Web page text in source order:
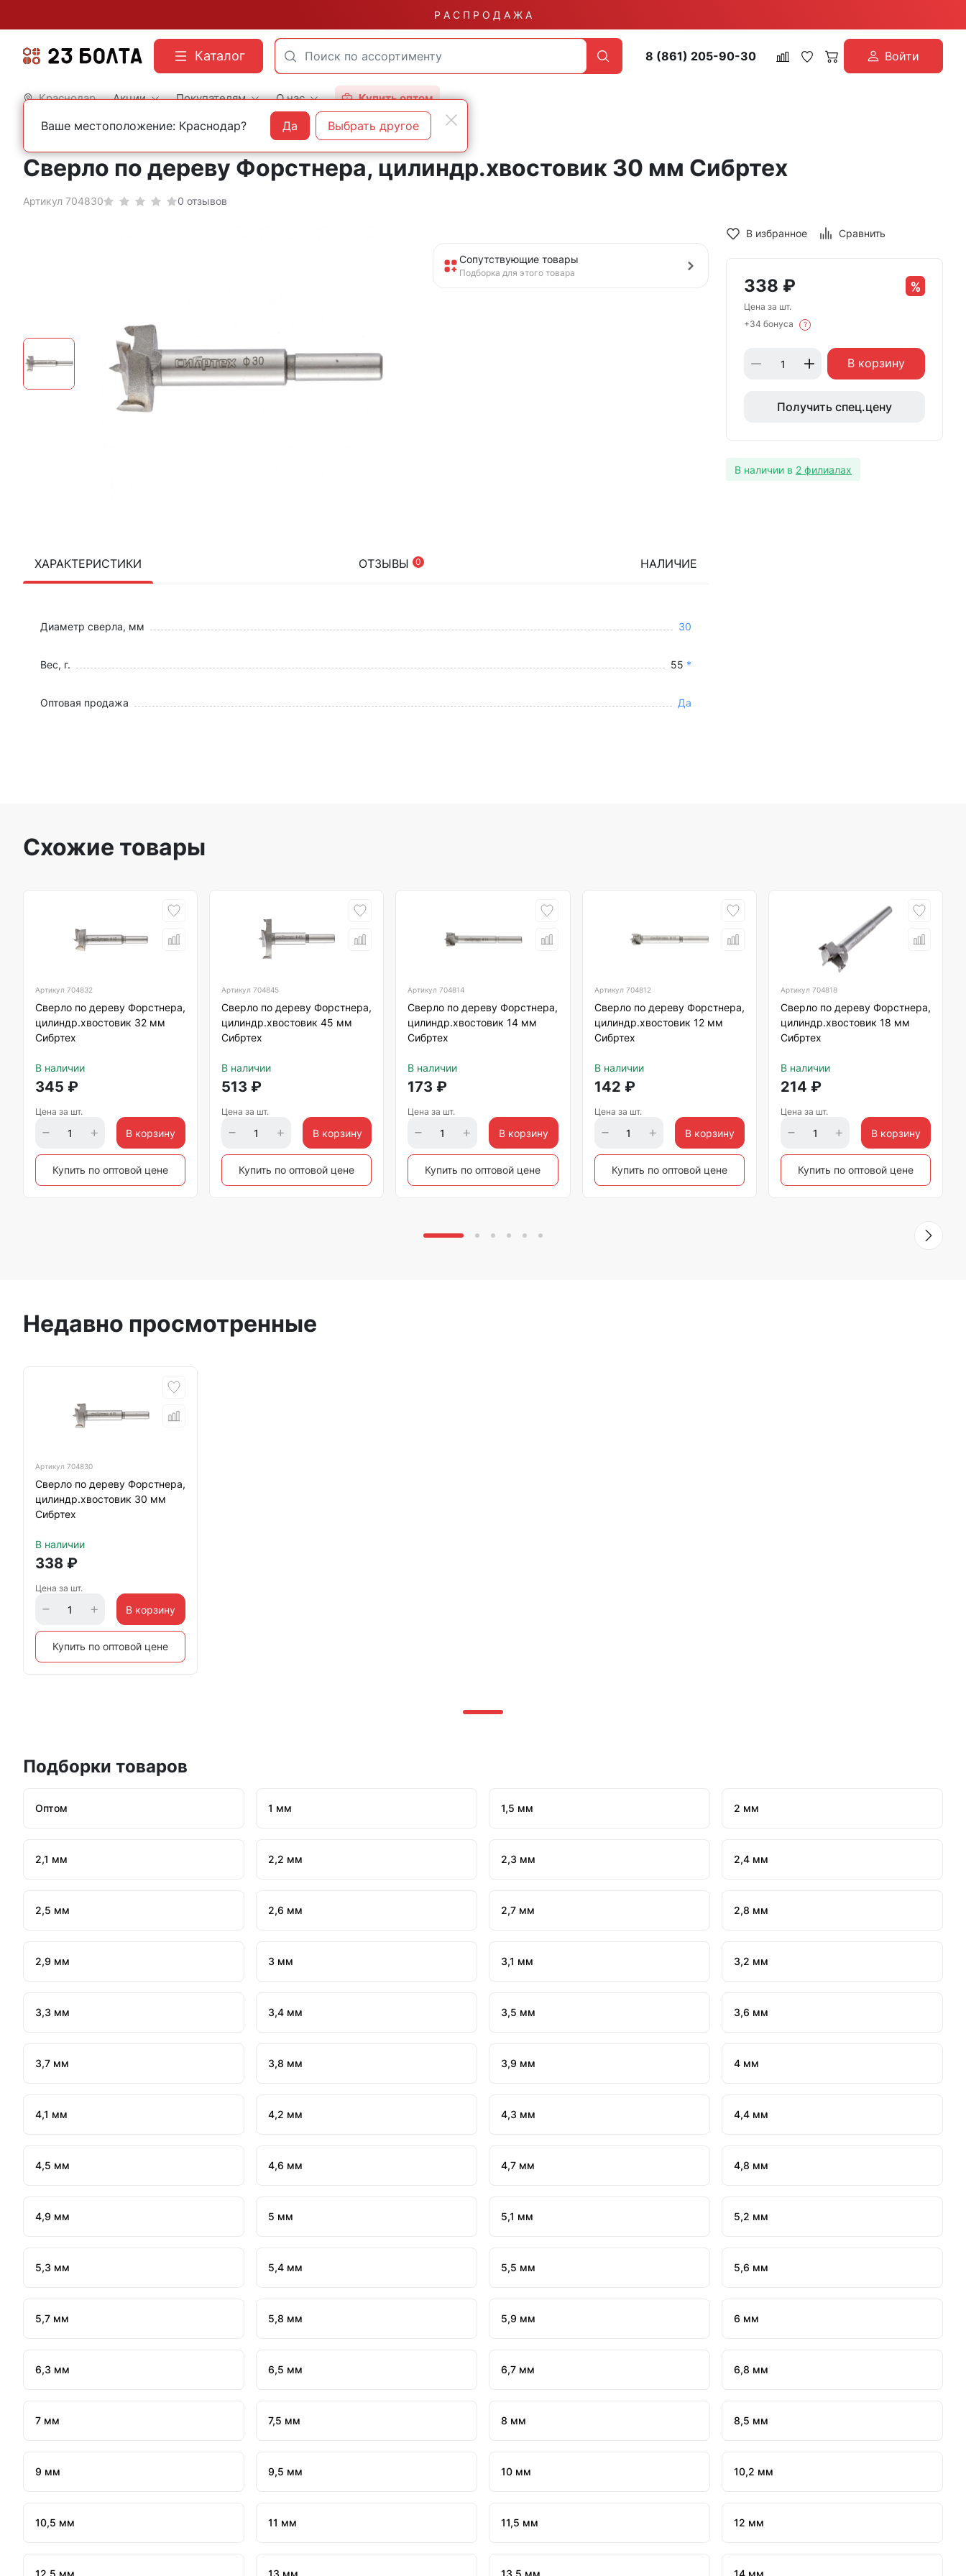
Р А С П Р О Д А Ж А
Каталог 8 (861) 205-90-30 Войти
Краснодар Акции Покупателям О нас Купить оптом
Главная Оснастка Сверла По дереву Сверла Форстнера
Сверло по дереву Форстнера, цилиндр.хвостовик 30 мм Сибртех
Артикул 704830 0 отзывов
Сопутствующие товары
Подборка для этого товара
ХАРАКТЕРИСТИКИ ОТЗЫВЫ 0 НАЛИЧИЕ
Диаметр сверла, мм 30
Вес, г. 55 *
Оптовая продажа Да
В избранное Сравнить
338 ₽
Цена за шт.
+34 бонуса
?
В корзину
Получить спец.цену
В наличии в 2 филиалах
Схожие товары
Артикул 704832
Сверло по дереву Форстнера,
цилиндр.хвостовик 32 мм
Сибртех
В наличии
345 ₽
Цена за шт.
В корзину
Купить по оптовой цене
Артикул704845
Сверло по дереву Форстнера,
цилиндр.хвостовик 45 мм
Сибртех
В наличии
513 ₽
Цена за шт.
В корзину
Купить по оптовой цене
Артикул704814
Сверло по дереву Форстнера,
цилиндр.хвостовик 14 мм
Сибртех
В наличии
173 ₽
Цена за шт.
В корзину
Купить по оптовой цене
Артикул 704812
Сверло по дереву Форстнера,
цилиндр.хвостовик 12 мм
Сибртех
В наличии
142 ₽
Цена за шт.
В корзину
Купить по оптовой цене
Артикул 704818
Сверло по дереву Форстнера,
цилиндр.хвостовик 18 мм
Сибртех
В наличии
214 ₽
Цена за шт.
В корзину
Купить по оптовой цене
Недавно просмотренные
Артикул 704830
Сверло по дереву Форстнера,
цилиндр.хвостовик 30 мм
Сибртех
В наличии
338 ₽
Цена за шт.
В корзину
Купить по оптовой цене
Подборки товаров
Оптом 1 мм 1,5 мм 2 мм
2,1 мм 2,2 мм 2,3 мм 2,4 мм
2,5 мм 2,6 мм 2,7 мм 2,8 мм
2,9 мм 3 мм 3,1 мм 3,2 мм
3,3 мм 3,4 мм 3,5 мм 3,6 мм
3,7 мм 3,8 мм 3,9 мм 4 мм
4,1 мм 4,2 мм 4,3 мм 4,4 мм
4,5 мм 4,6 мм 4,7 мм 4,8 мм
4,9 мм 5 мм 5,1 мм 5,2 мм
5,3 мм 5,4 мм 5,5 мм 5,6 мм
5,7 мм 5,8 мм 5,9 мм 6 мм
6,3 мм 6,5 мм 6,7 мм 6,8 мм
7 мм 7,5 мм 8 мм 8,5 мм
9 мм 9,5 мм 10 мм 10,2 мм
10,5 мм 11 мм 11,5 мм 12 мм
12,5 мм 13 мм 13,5 мм 14 мм
Ваше местоположение: Краснодар? Да Выбрать другое